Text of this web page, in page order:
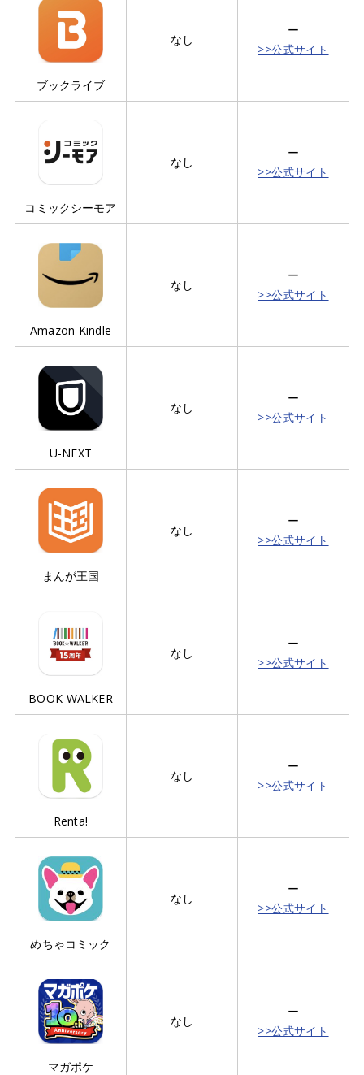
ブックライブ
なし
ー
>>公式サイト
コミックシーモア
なし
ー
>>公式サイト
Amazon Kindle
なし
ー
>>公式サイト
U-NEXT
なし
ー
>>公式サイト
まんが王国
なし
ー
>>公式サイト
BOOK WALKER
なし
ー
>>公式サイト
Renta!
なし
ー
>>公式サイト
めちゃコミック
なし
ー
>>公式サイト
マガポケ
なし
ー
>>公式サイト